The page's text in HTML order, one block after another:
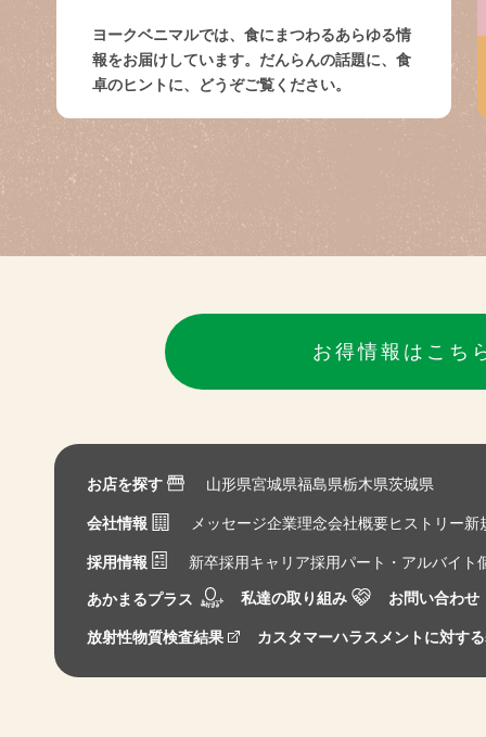
ヨークベニマルでは、食にまつわるあらゆる情
報をお届けしています。だんらんの話題に、食
卓のヒントに、どうぞご覧ください。
お得情報はこち
お店を探す 山形県宮城県福島県栃木県茨城県
会社情報 メッセージ企業理念会社概要ヒストリー新
採用情報 新卒採用キャリア採用パート・アルバイト
あかまるプラス 私達の取り組み お問い合わせ
放射性物質検査結果 カスタマーハラスメントに対す